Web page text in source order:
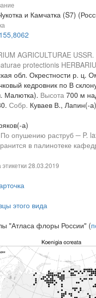
и Камчатка (S7)
AGRICULTURAE
protectionis
обл. Окрестности р. ц.
кедровник по В
Малютка). Высота 700 м
Собр. Куваев В., Лапин(-
а)
опушению раструб ─ P.
в палинотеке
28.03.2019
этого вида
"Атласа флоры России" (